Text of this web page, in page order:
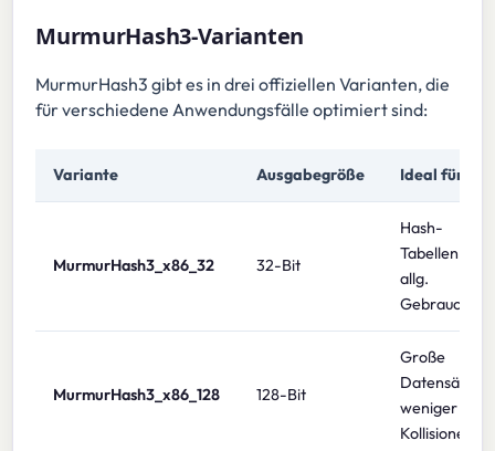
MurmurHash3-Varianten
MurmurHash3 gibt es in drei offiziellen Varianten, die
für verschiedene Anwendungsfälle optimiert sind:
Variante Ausgabegröße Ideal für
MurmurHash3_x86_32 32-Bit
Hash-
Tabellen,
allg.
Gebrauch
MurmurHash3_x86_128 128-Bit
Große
Datensätze,
weniger
Kollisionen